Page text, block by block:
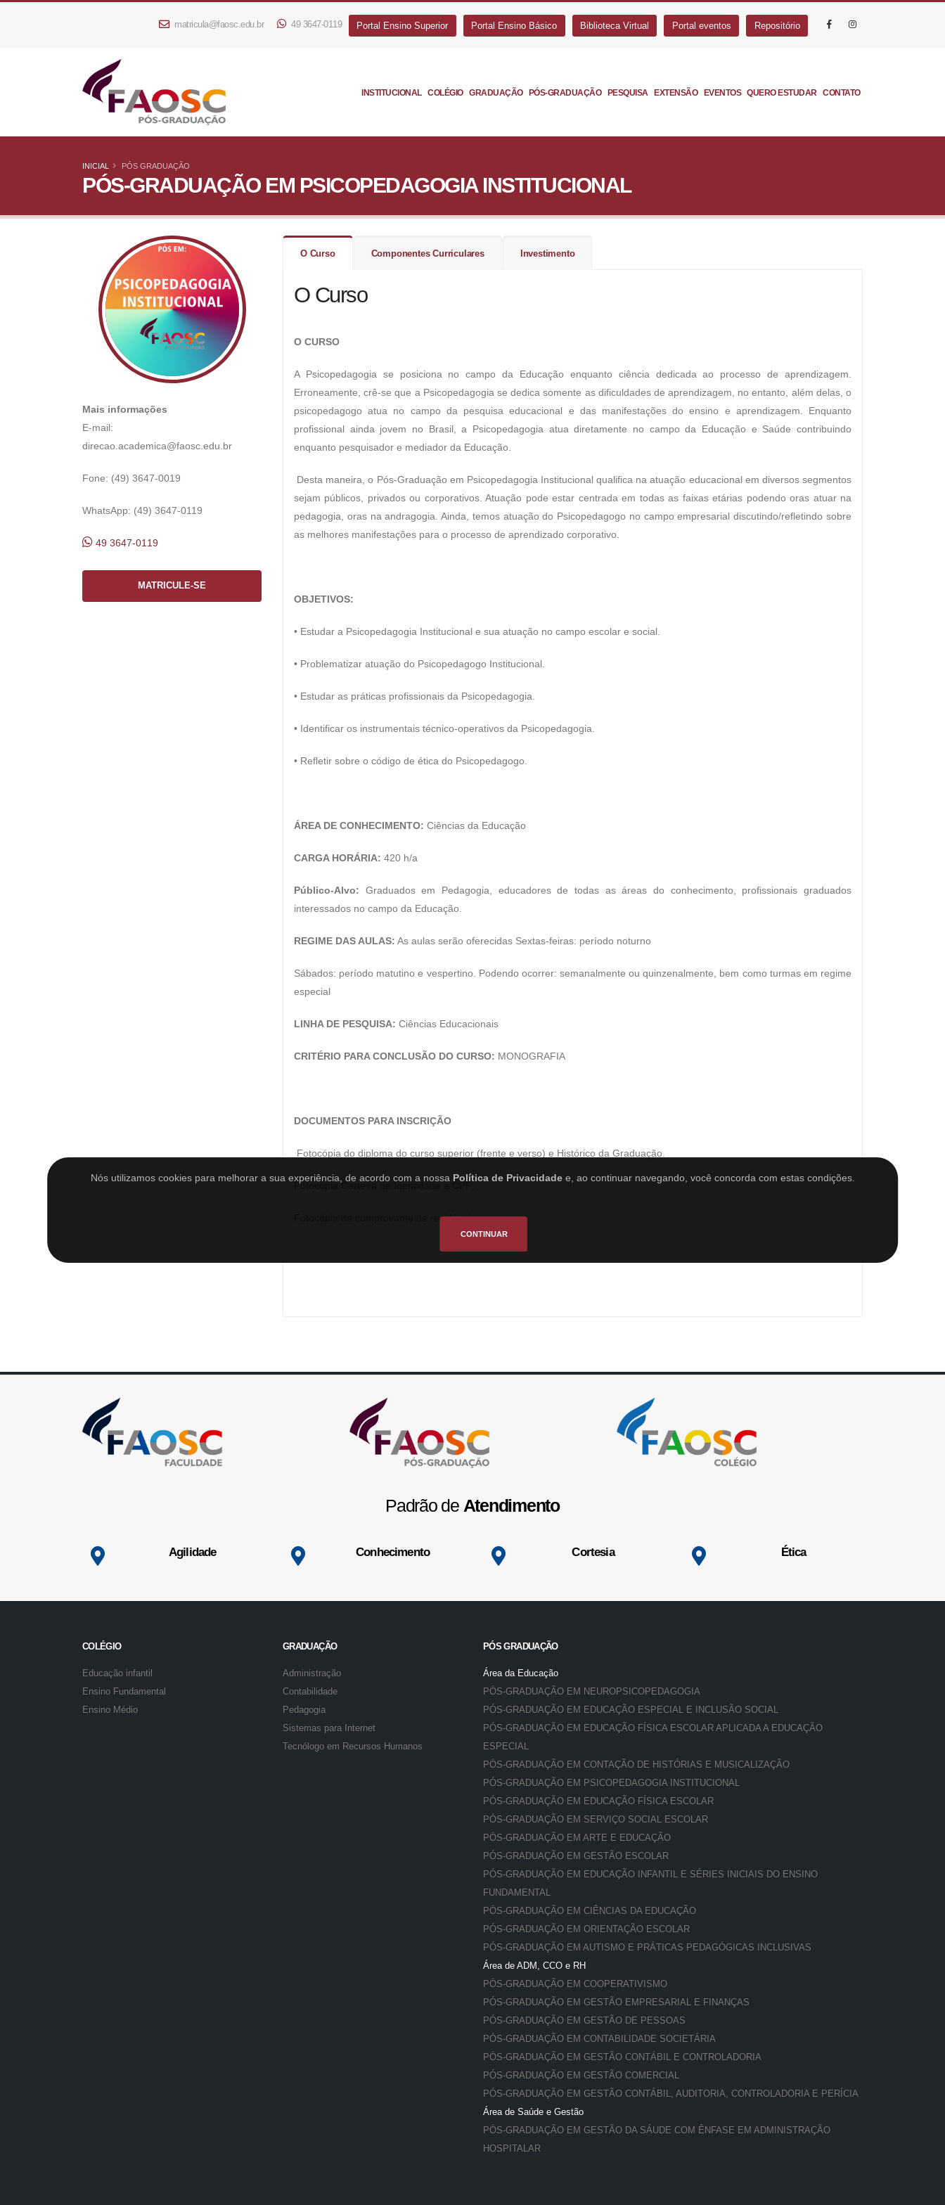
Nós utilizamos cookies para melhorar a sua experiência, de acordo com a nossa Política de Privacidadee, ao continuar navegando, você concorda com estas condições.
CONTINUAR
matricula@faosc.edu.br 49 3647-0119 Portal Ensino Superior Portal Ensino Básico Biblioteca Virtual Portal eventos Repositório
INSTITUCIONAL COLÉGIO GRADUAÇÃO PÓS-GRADUAÇÃO PESQUISA EXTENSÃO EVENTOS QUERO ESTUDAR CONTATO
INICIAL PÓS GRADUAÇÃO
PÓS-GRADUAÇÃO EM PSICOPEDAGOGIA INSTITUCIONAL
Mais informações
E-mail:
direcao.academica@faosc.edu.br
Fone: (49) 3647-0019
WhatsApp: (49) 3647-0119
49 3647-0119
MATRICULE-SE
O Curso Componentes Curriculares Investimento
O Curso
O CURSO
A Psicopedagogia se posiciona no campo da Educação enquanto ciência dedicada ao processo de aprendizagem.
Erroneamente, crê-se que a Psicopedagogia se dedica somente as dificuldades de aprendizagem, no entanto, além delas, o
psicopedagogo atua no campo da pesquisa educacional e das manifestações do ensino e aprendizagem. Enquanto
profissional ainda jovem no Brasil, a Psicopedagogia atua diretamente no campo da Educação e Saúde contribuindo
enquanto pesquisador e mediador da Educação.
Desta maneira, o Pós-Graduação em Psicopedagogia Institucional qualifica na atuação educacional em diversos segmentos
sejam públicos, privados ou corporativos. Atuação pode estar centrada em todas as faixas etárias podendo oras atuar na
pedagogia, oras na andragogia. Ainda, temos atuação do Psicopedagogo no campo empresarial discutindo/refletindo sobre
as melhores manifestações para o processo de aprendizado corporativo.
OBJETIVOS:
• Estudar a Psicopedagogia Institucional e sua atuação no campo escolar e social.
• Problematizar atuação do Psicopedagogo Institucional.
• Estudar as práticas profissionais da Psicopedagogia.
• Identificar os instrumentais técnico-operativos da Psicopedagogia.
• Refletir sobre o código de ética do Psicopedagogo.
ÁREA DE CONHECIMENTO: Ciências da Educação
CARGA HORÁRIA: 420 h/a
Público-Alvo: Graduados em Pedagogia, educadores de todas as áreas do conhecimento, profissionais graduados
interessados no campo da Educação.
REGIME DAS AULAS: As aulas serão oferecidas Sextas-feiras: período noturno
Sábados: período matutino e vespertino. Podendo ocorrer: semanalmente ou quinzenalmente, bem como turmas em regime
especial
LINHA DE PESQUISA: Ciências Educacionais
CRITÉRIO PARA CONCLUSÃO DO CURSO: MONOGRAFIA
DOCUMENTOS PARA INSCRIÇÃO
Fotocópia do diploma do curso superior (frente e verso) e Histórico da Graduação.
Fotocópia Carteira de Identidade e CPF;
Fotocópia de comprovante de residência.
Padrão de Atendimento
Agilidade Conhecimento Cortesia Ética
COLÉGIO
Educação infantil
Ensino Fundamental
Ensino Médio
GRADUAÇÃO
Administração
Contabilidade
Pedagogia
Sistemas para Internet
Tecnólogo em Recursos Humanos
PÓS GRADUAÇÃO
Área da Educação
PÓS-GRADUAÇÃO EM NEUROPSICOPEDAGOGIA
PÓS-GRADUAÇÃO EM EDUCAÇÃO ESPECIAL E INCLUSÃO SOCIAL
PÓS-GRADUAÇÃO EM EDUCAÇÃO FÍSICA ESCOLAR APLICADA A EDUCAÇÃO
ESPECIAL
PÓS-GRADUAÇÃO EM CONTAÇÃO DE HISTÓRIAS E MUSICALIZAÇÃO
PÓS-GRADUAÇÃO EM PSICOPEDAGOGIA INSTITUCIONAL
PÓS-GRADUAÇÃO EM EDUCAÇÃO FÍSICA ESCOLAR
PÓS-GRADUAÇÃO EM SERVIÇO SOCIAL ESCOLAR
PÓS-GRADUAÇÃO EM ARTE E EDUCAÇÃO
PÓS-GRADUAÇÃO EM GESTÃO ESCOLAR
PÓS-GRADUAÇÃO EM EDUCAÇÃO INFANTIL E SÉRIES INICIAIS DO ENSINO
FUNDAMENTAL
PÓS-GRADUAÇÃO EM CIÊNCIAS DA EDUCAÇÃO
PÓS-GRADUAÇÃO EM ORIENTAÇÃO ESCOLAR
PÓS-GRADUAÇÃO EM AUTISMO E PRÁTICAS PEDAGÓGICAS INCLUSIVAS
Área de ADM, CCO e RH
PÓS-GRADUAÇÃO EM COOPERATIVISMO
PÓS-GRADUAÇÃO EM GESTÃO EMPRESARIAL E FINANÇAS
PÓS-GRADUAÇÃO EM GESTÃO DE PESSOAS
PÓS-GRADUAÇÃO EM CONTABILIDADE SOCIETÁRIA
PÓS-GRADUAÇÃO EM GESTÃO CONTÁBIL E CONTROLADORIA
PÓS-GRADUAÇÃO EM GESTÃO COMERCIAL
PÓS-GRADUAÇÃO EM GESTÃO CONTÁBIL, AUDITORIA, CONTROLADORIA E PERÍCIA
Área de Saúde e Gestão
PÓS-GRADUAÇÃO EM GESTÃO DA SÁUDE COM ÊNFASE EM ADMINISTRAÇÃO
HOSPITALAR